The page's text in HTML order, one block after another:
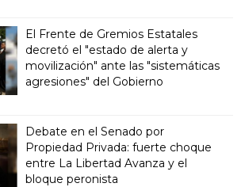
El Frente de Gremios Estatales
decretó el "estado de alerta y
movilización" ante las "sistemáticas
agresiones" del Gobierno
Debate en el Senado por
Propiedad Privada: fuerte choque
entre La Libertad Avanza y el
bloque peronista